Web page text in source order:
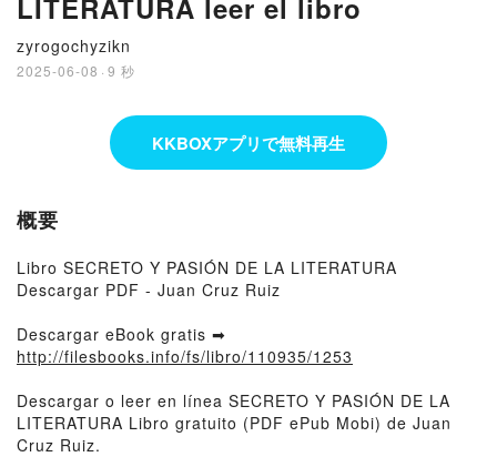
LITERATURA leer el libro
zyrogochyzikn
2025-06-08 · 9 秒
KKBOXアプリで無料再生
概要
Libro SECRETO Y PASIÓN DE LA LITERATURA
Descargar PDF - Juan Cruz Ruiz
Descargar eBook gratis ➡
http://filesbooks.info/fs/libro/110935/1253
Descargar o leer en línea SECRETO Y PASIÓN DE LA
LITERATURA Libro gratuito (PDF ePub Mobi) de Juan
Cruz Ruiz.